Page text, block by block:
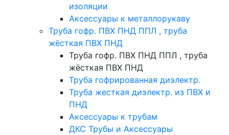
изоляции
Аксессуары к металлорукаву
Труба гофр. ПВХ ПНД ППЛ , труба
жёсткая ПВХ ПНД
Труба гофр. ПВХ ПНД ППЛ , труба
жёсткая ПВХ ПНД
Труба гофрированная диэлектр.
Труба жесткая диэлектр. из ПВХ и
ПНД
Аксессуары к трубам
ДКС Трубы и Аксессуары